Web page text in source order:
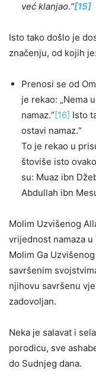
već klanjao.“[15]
Isto tako došlo je
značenju, od kojih je:
Prenosi se od
je rekao: „Nema
namaz.“[16] Isto
ostavi namaz.“
To je rekao u
štoviše isto
su: Muaz ibn
Abdullah ibn
Molim Uzvišenog
vrijednost namaza
Molim Ga
savršenim
njihovu savršenu
zadovoljan.
Neka je salavat i
porodicu, sve
do Sudnjeg dana.